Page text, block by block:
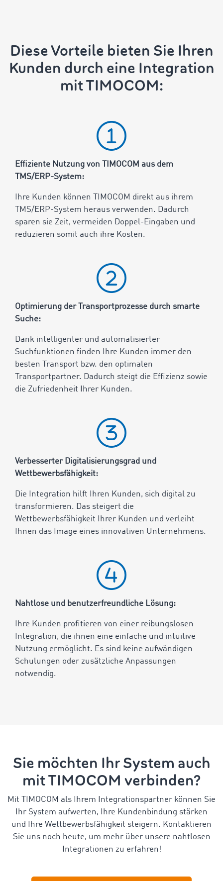
Diese Vorteile bieten Sie Ihren
Kunden durch eine Integration
mit TIMOCOM:
Effiziente Nutzung von TIMOCOM aus dem
TMS/ERP-System:
Ihre Kunden können TIMOCOM direkt aus ihrem
TMS/ERP-System heraus verwenden. Dadurch
sparen sie Zeit, vermeiden Doppel-Eingaben und
reduzieren somit auch ihre Kosten.
Optimierung der Transportprozesse durch smarte
Suche:
Dank intelligenter und automatisierter
Suchfunktionen finden Ihre Kunden immer den
besten Transport bzw. den optimalen
Transportpartner. Dadurch steigt die Effizienz sowie
die Zufriedenheit Ihrer Kunden.
Verbesserter Digitalisierungsgrad und
Wettbewerbsfähigkeit:
Die Integration hilft Ihren Kunden, sich digital zu
transformieren. Das steigert die
Wettbewerbsfähigkeit Ihrer Kunden und verleiht
Ihnen das Image eines innovativen Unternehmens.
Nahtlose und benutzerfreundliche Lösung:
Ihre Kunden profitieren von einer reibungslosen
Integration, die ihnen eine einfache und intuitive
Nutzung ermöglicht. Es sind keine aufwändigen
Schulungen oder zusätzliche Anpassungen
notwendig.
Sie möchten Ihr System auch
mit TIMOCOM verbinden?
Mit TIMOCOM als Ihrem Integrationspartner können Sie
Ihr System aufwerten, Ihre Kundenbindung stärken
und Ihre Wettbewerbsfähigkeit steigern. Kontaktieren
Sie uns noch heute, um mehr über unsere nahtlosen
Integrationen zu erfahren!